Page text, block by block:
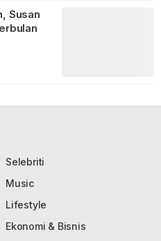
Susan
Selebriti
Music
Lifestyle
Ekonomi & Bisnis